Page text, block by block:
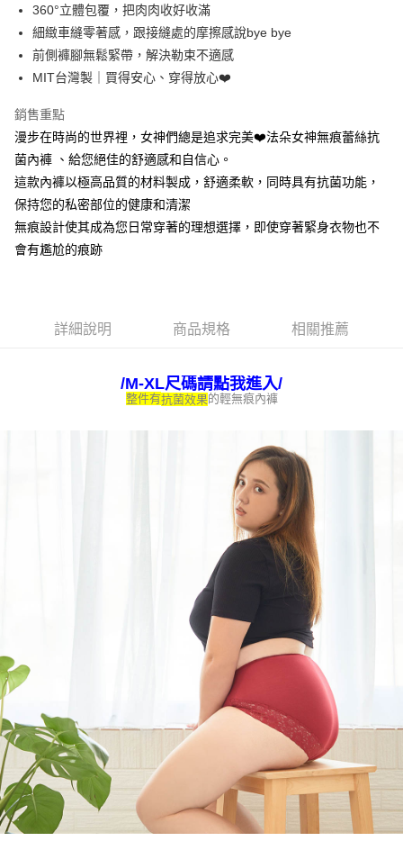
街口支付
悠遊付
大哥付你分期
相關說明
1.本服務由台灣大哥大提供，台灣大哥大用戶可立即使用無須另外申請。
2.付款方式選擇「大哥付你分期」，訂單成立後會自動跳轉到大哥付的交易
流程，驗證手機門號後，選擇欲分期的期數、繳款截止日，確認付款後即完
成交易。
3.實際核准額度、可分期數及費用金額請依後續交易確認頁面所載為準。
4.訂單成立30分鐘內，如未前往確認交易或遇審核未通過，訂單將自動取
法說明評估內容。
2.透過簡訊連結打開帳單後，可選擇「超商條碼／台灣大直營門市／銀行轉
帳／街口支付／iPASS MONEY」等通路繳費。
1.本服務係由「台灣大哥大股份有限公司」（以下簡稱本公司）所提供，讓
用戶於交易時，得透過本服務購買商品或服務，並由商店將買賣／分期付款
2.基於同意付款使用「大哥付你分期」之契約關係目的，商店將以您的個人
資料（包含姓名、電話或地址）提供予台灣大哥大進項蒐集、處理及利用，
由本公司與您本人進行分期帳單所需資料之確認、核對及更正。
https://oppay.tw/userRule
ATM付款
運送方式
全家取貨付款
每筆NT$80，滿NT$790(含以上)免運費
【不提供萊爾富取貨付款】
【不提供萊爾富取貨】
本島宅配（ 偏遠地區約需3-5工作天）
每筆NT$80，滿NT$790(含以上)免運費
每筆NT$100，滿NT$890(含以上)免運費
國家/地區配送
360°立體包覆，把肉肉收好收滿
細緻車縫零著感，跟接縫處的摩擦感說bye bye
前側褲腳無鬆緊帶，解決勒束不適感
MIT台灣製｜買得安心、穿得放心❤️
銷售重點
漫步在時尚的世界裡，女神們總是追求完美❤️法朵女神無痕蕾絲抗
菌內褲 、給您絕佳的舒適感和自信心。
這款內褲以極高品質的材料製成，舒適柔軟，同時具有抗菌功能，
保持您的私密部位的健康和清潔
無痕設計使其成為您日常穿著的理想選擇，即使穿著緊身衣物也不
會有尷尬的痕跡
詳細說明 商品規格 相關推薦
/M-XL尺碼請點我進入/
整件有抗菌效果的輕無痕內褲